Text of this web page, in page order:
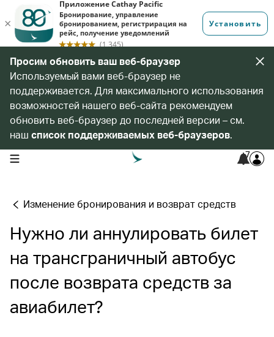
Просим обновить ваш веб-браузер
Используемый вами веб-браузер не
поддерживается. Для максимального использования
возможностей нашего веб-сайта рекомендуем
обновить веб-браузер до последней версии – см.
наш список поддерживаемых веб-браузеров.
open navigation menu 7
Изменение бронирования и возврат средств
Нужно ли аннулировать билет
на трансграничный автобус
после возврата средств за
авиабилет?